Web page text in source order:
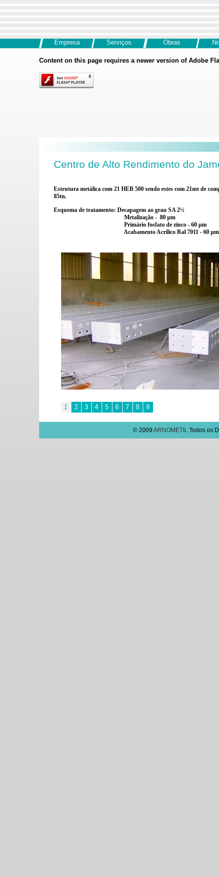
Empresa Serviços Obras
Content on this page requires a newer version of Adobe
Centro de Alto Rendimento do
Estrutura metálica com 21 HEB 500 sendo estes com 21mt de
85tn.
Esquema de tratamento: Decapagem ao grau SA 2½
Metalização - 80 µm
Primário fosfato de zinco - 60 µm
Acabamento Acrílico Ral 7011 - 60 µm
1 2 3 4 5 6 7 8 9
© 2009 ARNOMETIL Todos os